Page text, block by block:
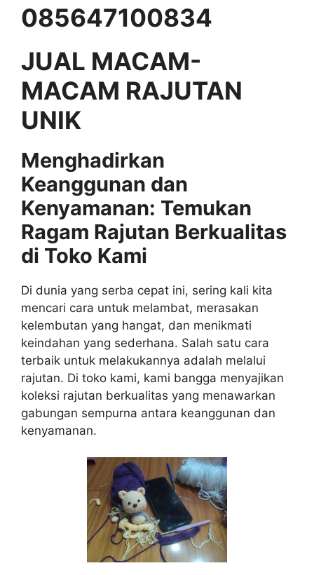
085647100834
JUAL MACAM-
MACAM RAJUTAN
UNIK
Menghadirkan
Keanggunan dan
Kenyamanan: Temukan
Ragam Rajutan Berkualitas
di Toko Kami
Di dunia yang serba cepat ini, sering kali kita
mencari cara untuk melambat, merasakan
kelembutan yang hangat, dan menikmati
keindahan yang sederhana. Salah satu cara
terbaik untuk melakukannya adalah melalui
rajutan. Di toko kami, kami bangga menyajikan
koleksi rajutan berkualitas yang menawarkan
gabungan sempurna antara keanggunan dan
kenyamanan.